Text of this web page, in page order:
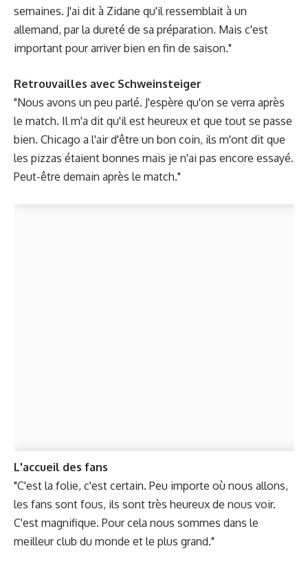
semaines. J'ai dit à Zidane qu'il ressemblait à un
allemand, par la dureté de sa préparation. Mais c'est
important pour arriver bien en fin de saison."
Retrouvailles avec Schweinsteiger
"Nous avons un peu parlé. J'espère qu'on se verra après
le match. Il m'a dit qu'il est heureux et que tout se passe
bien. Chicago a l'air d'être un bon coin, ils m'ont dit que
les pizzas étaient bonnes mais je n'ai pas encore essayé.
Peut-être demain après le match."
L'accueil des fans
"C'est la folie, c'est certain. Peu importe où nous allons,
les fans sont fous, ils sont très heureux de nous voir.
C'est magnifique. Pour cela nous sommes dans le
meilleur club du monde et le plus grand."